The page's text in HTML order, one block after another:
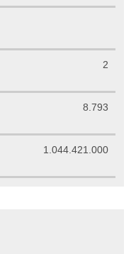
2
8.793
1.044.421.000